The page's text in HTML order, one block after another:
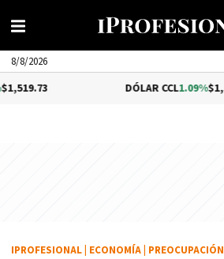
8/8/2026
1.09%$1,576.54
IPROFESIONAL ECONOMÍA PREOCUPACIÓN